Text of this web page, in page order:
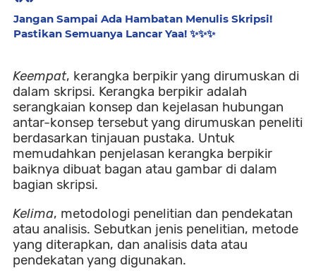
Jangan Sampai Ada Hambatan Menulis Skripsi!
Pastikan Semuanya Lancar Yaa! ✨️✨️✨️
Keempat, kerangka berpikir yang dirumuskan di
dalam skripsi. Kerangka berpikir adalah
serangkaian konsep dan kejelasan hubungan
antar-konsep tersebut yang dirumuskan peneliti
berdasarkan tinjauan pustaka. Untuk
memudahkan penjelasan kerangka berpikir
baiknya dibuat bagan atau gambar di dalam
bagian skripsi.
Kelima, metodologi penelitian dan pendekatan
atau analisis. Sebutkan jenis penelitian, metode
yang diterapkan, dan analisis data atau
pendekatan yang digunakan.